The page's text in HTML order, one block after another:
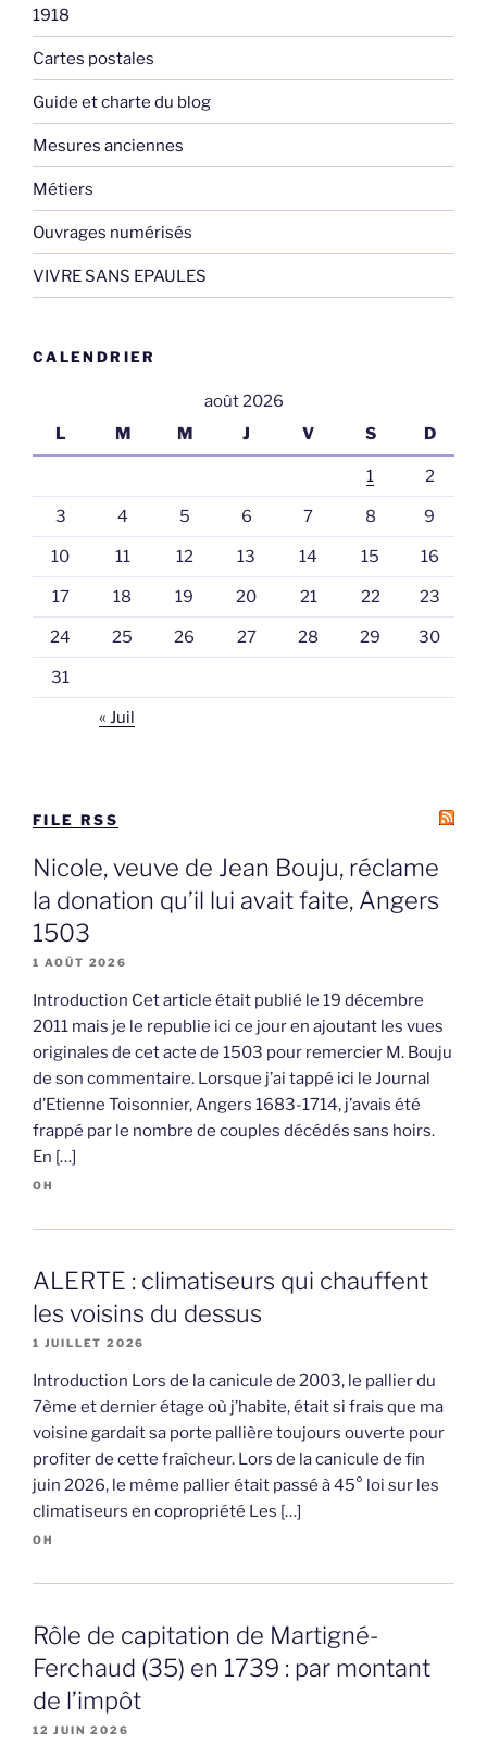
1918
Cartes postales
Guide et charte du blog
Mesures anciennes
Métiers
Ouvrages numérisés
VIVRE SANS EPAULES
CALENDRIER
août 2026
L
M M J V S D
1 2
3 4 5 6 7 8 9
10 11 12 13 14 15 16
17 18 19 20 21 22 23
24 25 26 27 28 29 30
31
« Juil
FILE RSS
Nicole, veuve de Jean Bouju, réclame
la donation qu’il lui avait faite, Angers
1503
1 AOÛT 2026
Introduction Cet article était publié le 19 décembre
2011 mais je le republie ici ce jour en ajoutant les vues
originales de cet acte de 1503 pour remercier M. Bouju
de son commentaire. Lorsque j’ai tappé ici le Journal
d’Etienne Toisonnier, Angers 1683-1714, j’avais été
frappé par le nombre de couples décédés sans hoirs.
En […]
OH
ALERTE : climatiseurs qui chauffent
les voisins du dessus
1 JUILLET 2026
Introduction Lors de la canicule de 2003, le pallier du
7ème et dernier étage où j’habite, était si frais que ma
voisine gardait sa porte pallière toujours ouverte pour
profiter de cette fraîcheur. Lors de la canicule de fin
juin 2026, le même pallier était passé à 45° loi sur les
climatiseurs en copropriété Les […]
OH
Rôle de capitation de Martigné-
Ferchaud (35) en 1739 : par montant
de l’impôt
12 JUIN 2026